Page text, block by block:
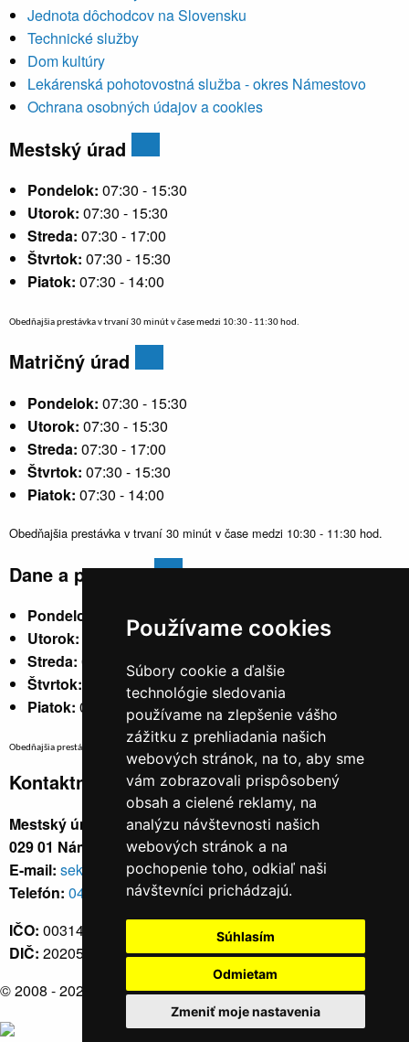
Používame cookies
Súbory cookie a ďalšie
technológie sledovania
používame na zlepšenie vášho
zážitku z prehliadania našich
webových stránok, na to, aby sme
vám zobrazovali prispôsobený
obsah a cielené reklamy, na
analýzu návštevnosti našich
webových stránok a na
pochopenie toho, odkiaľ naši
návštevníci prichádzajú.
Súhlasím
Odmietam
Zmeniť moje nastavenia
Jednota dôchodcov na Slovensku
Technické služby
Dom kultúry
Lekárenská pohotovostná služba - okres Námestovo
Ochrana osobných údajov a cookies
Mestský úrad
Pondelok: 07:30 - 15:30
Utorok: 07:30 - 15:30
Streda: 07:30 - 17:00
Štvrtok: 07:30 - 15:30
Piatok: 07:30 - 14:00
Obedňajšia prestávka v trvaní 30 minút v čase medzi 10:30 - 11:30 hod.
Matričný úrad
Pondelok: 07:30 - 15:30
Utorok: 07:30 - 15:30
Streda: 07:30 - 17:00
Štvrtok: 07:30 - 15:30
Piatok: 07:30 - 14:00
Obedňajšia prestávka v trvaní 30 minút v čase medzi 10:30 - 11:30 hod.
Dane a poplatky
Pondelok:
07:30 - 15:30
Utorok:
nestránkový
Streda: 07:30 - 17:00
Štvrtok:
nestránkový
Piatok: 07:30 - 14:00
Obedňajšia prestávka v trvaní 30 minút v čase medzi 10:30 - 11:30 hod.
Kontaktné údaje
Mestský úrad, Cyrila a Metoda 329/6,
029 01 Námestovo
E-mail: sekretariat@namestovo.sk
Telefón: 043 5504711
IČO: 00314676
DIČ: 2020571707
© 2008 - 2026
Námestovo.sk